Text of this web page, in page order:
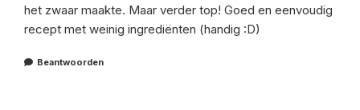
het zwaar maakte. Maar verder top! Goed en eenvoudig
recept met weinig ingrediënten (handig :D)
Beantwoorden